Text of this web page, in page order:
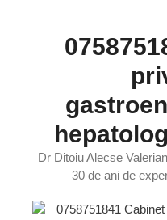
Dr Ditoiu Alecse
30 de ani de